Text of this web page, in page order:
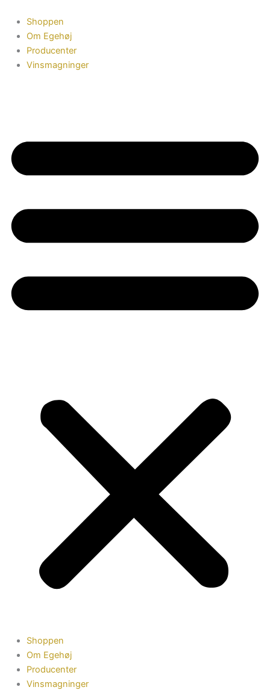
indholdet
Shoppen
Om Egehøj
Producenter
Vinsmagninger
Shoppen
Om Egehøj
Producenter
Vinsmagninger